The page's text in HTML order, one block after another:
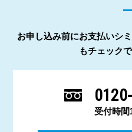
お申し込み前にお支払いシ
もチェック
受付時間